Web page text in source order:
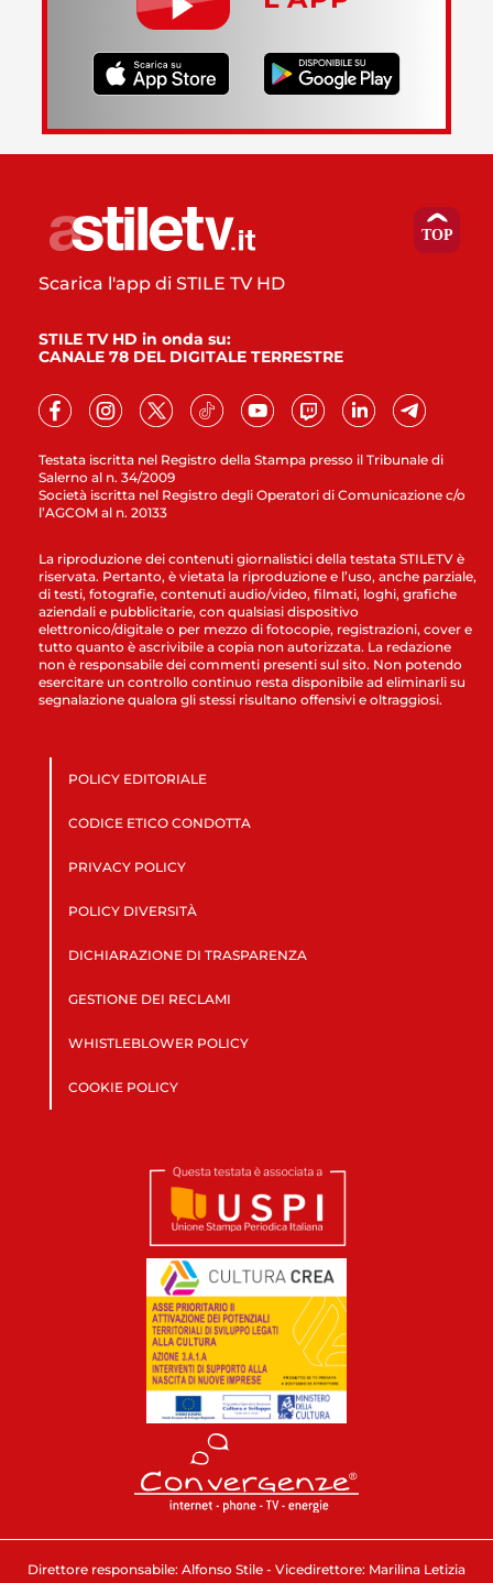
Testata iscritta nel Registro della Stampa presso il Tribunale di
Salerno al n. 34/2009
Società iscritta nel Registro degli Operatori di Comunicazione c/o
l’AGCOM al n. 20133
Scarica l'app di STILE TV HD
STILE TV HD in onda su:
CANALE 78 DEL DIGITALE TERRESTRE
La riproduzione dei contenuti giornalistici della testata STILETV è
riservata. Pertanto, è vietata la riproduzione e l’uso, anche parziale,
di testi, fotografie, contenuti audio/video, filmati, loghi, grafiche
aziendali e pubblicitarie, con qualsiasi dispositivo
elettronico/digitale o per mezzo di fotocopie, registrazioni, cover e
tutto quanto è ascrivibile a copia non autorizzata. La redazione
non è responsabile dei commenti presenti sul sito. Non potendo
esercitare un controllo continuo resta disponibile ad eliminarli su
segnalazione qualora gli stessi risultano offensivi e oltraggiosi.
POLICY EDITORIALE
CODICE ETICO CONDOTTA
PRIVACY POLICY
POLICY DIVERSITÀ
DICHIARAZIONE DI TRASPARENZA
GESTIONE DEI RECLAMI
WHISTLEBLOWER POLICY
COOKIE POLICY
Direttore responsabile: Alfonso Stile - Vicedirettore: Marilina Letizia